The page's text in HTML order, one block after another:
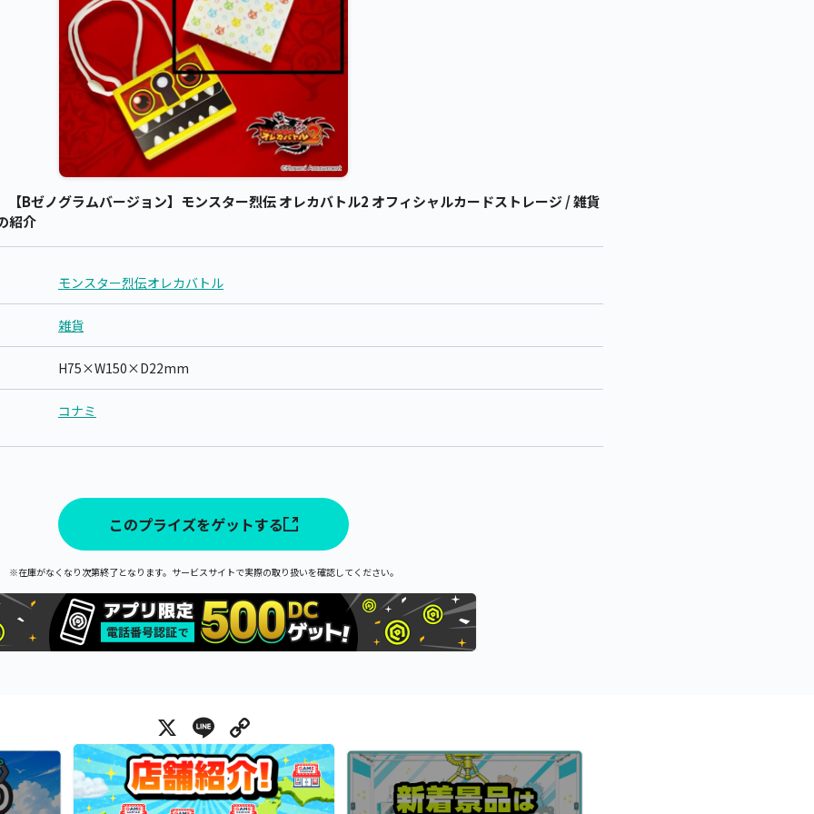
Bゼノグラムバージョン】モンスター烈伝 オレカバトル2 オフィシャルカードストレージ / 雑貨
紹介
モンスター烈伝オレカバトル
雑貨
H75×W150×D22mm
コナミ
このプライズをゲットする
※在庫がなくなり次第終了となります。サービスサイトで実際の取り扱いを確認してください。
X Line